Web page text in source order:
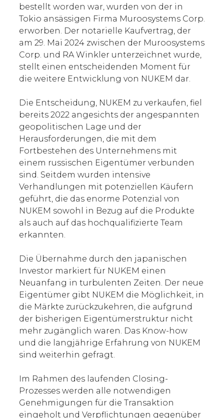
bestellt worden war, wurden von der in
Tokio ansässigen Firma Muroosystems Corp.
erworben. Der notarielle Kaufvertrag, der
am 29. Mai 2024 zwischen der Muroosystems
Corp. und RA Winkler unterzeichnet wurde,
stellt einen entscheidenden Moment für
die weitere Entwicklung von NUKEM dar.
Die Entscheidung, NUKEM zu verkaufen, fiel
bereits 2022 angesichts der angespannten
geopolitischen Lage und der
Herausforderungen, die mit dem
Fortbestehen des Unternehmens mit
einem russischen Eigentümer verbunden
sind. Seitdem wurden intensive
Verhandlungen mit potenziellen Käufern
geführt, die das enorme Potenzial von
NUKEM sowohl in Bezug auf die Produkte
als auch auf das hochqualifizierte Team
erkannten.
Die Übernahme durch den japanischen
Investor markiert für NUKEM einen
Neuanfang in turbulenten Zeiten. Der neue
Eigentümer gibt NUKEM die Möglichkeit, in
die Märkte zurückzukehren, die aufgrund
der bisherigen Eigentümerstruktur nicht
mehr zugänglich waren. Das Know-how
und die langjährige Erfahrung von NUKEM
sind weiterhin gefragt.
Im Rahmen des laufenden Closing-
Prozesses werden alle notwendigen
Genehmigungen für die Transaktion
eingeholt und Verpflichtungen gegenüber